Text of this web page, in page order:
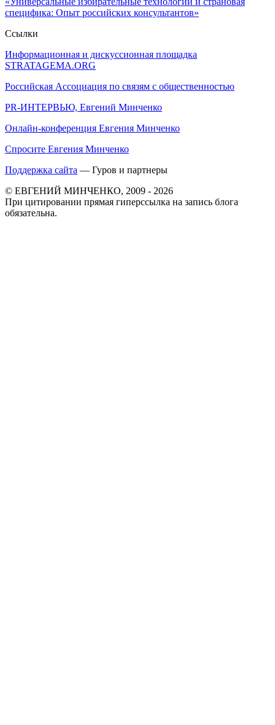
специфика: Опыт российских консультантов»
Ссылки
Информационная и дискуссионная площадка
STRATAGEMA.ORG
Российская Ассоциация по связям с общественностью
PR-ИНТЕРВЬЮ, Евгений Минченко
Онлайн-конференция Евгения Минченко
Спросите Евгения Минченко
Поддержка сайта — Гуров и партнеры
© ЕВГЕНИЙ МИНЧЕНКО, 2009 - 2026
При цитировании прямая гиперссылка на запись блога
обязательна.